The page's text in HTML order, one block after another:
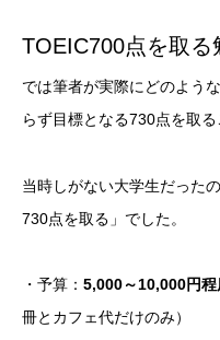
TOEIC700点を取る
では筆者が実際にどのよう
らず目標となる730点を取
当時しがない大学生だった
730点を取る」でした。
・予算： 5,000～10,000円程
冊とカフェ代だけのみ）